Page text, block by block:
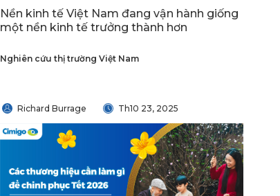
Nền kinh tế Việt Nam đang vận hành giống
một nền kinh tế trưởng thành hơn
Nghiên cứu thị trường Việt Nam
Richard Burrage Th10 23, 2025